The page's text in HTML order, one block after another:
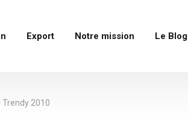
Export Notre mission Le Blog
Trendy 2010